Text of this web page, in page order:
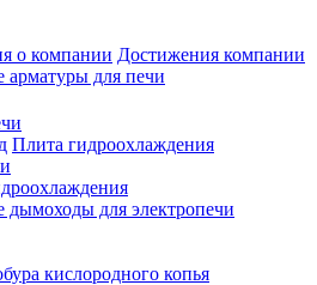
о компании Достижения компании
арматуры для печи
Плита гидроохлаждения
дымоходы для электропечи
кислородного копья